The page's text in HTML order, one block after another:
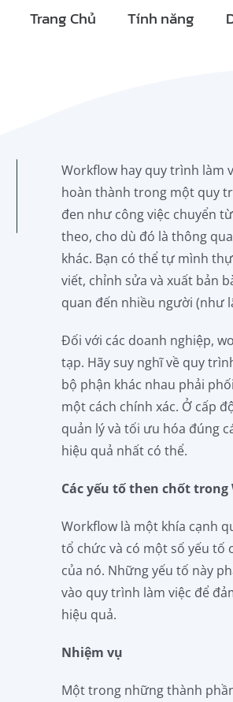
Trang Chủ Tính năng
Workflow hay quy trình làm
hoàn thành trong một quy
đen như công việc chuyển
theo, cho dù đó là thông
khác. Bạn có thể tự mình
viết, chỉnh sửa và xuất bản
quan đến nhiều người (như
Đối với các doanh nghiệp,
tạp. Hãy suy nghĩ về quy
bộ phận khác nhau phải
một cách chính xác. Ở cấp
quản lý và tối ưu hóa đúng
hiệu quả nhất có thể.
Các yếu tố then chốt
Workflow là một khía cạnh
tổ chức và có một số yếu tố
của nó. Những yếu tố này
vào quy trình làm việc để
hiệu quả.
Nhiệm vụ
Một trong những thành